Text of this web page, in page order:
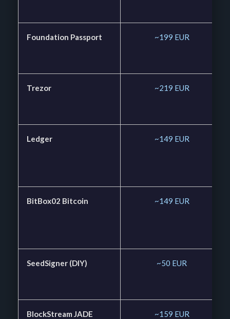
Foundation Passport ~199 EUR
Trezor ~219 EUR
Ledger ~149 EUR
BitBox02 Bitcoin ~149 EUR
SeedSigner (DIY) ~50 EUR
BlockStream JADE ~159 EUR